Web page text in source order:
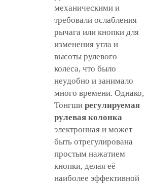
механическими и
требовали ослабления
рычага или кнопки для
изменения угла и
высоты рулевого
колеса, что было
неудобно и занимало
много времени. Однако,
Тонгши регулируемая
рулевая колонка
электронная и может
быть отрегулирована
простым нажатием
кнопки, делая её
наиболее эффективной